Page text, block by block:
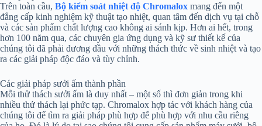
Trên toàn cầu, Bộ kiểm soát nhiệt độ Chromalox mang đến một
đẳng cấp kinh nghiệm kỹ thuật tạo nhiệt, quan tâm đến dịch vụ tại chỗ
và các sản phẩm chất lượng cao không ai sánh kịp. Hơn ai hết, trong
hơn 100 năm qua, các chuyên gia ứng dụng và kỹ sư thiết kế của
chúng tôi đã phải đương đầu với những thách thức về sinh nhiệt và tạo
ra các giải pháp độc đáo và tùy chỉnh.
Các giải pháp sưởi ấm thành phần
Mỗi thử thách sưởi ấm là duy nhất – một số thì đơn giản trong khi
nhiều thử thách lại phức tạp. Chromalox hợp tác với khách hàng của
chúng tôi để tìm ra giải pháp phù hợp để phù hợp với nhu cầu riêng